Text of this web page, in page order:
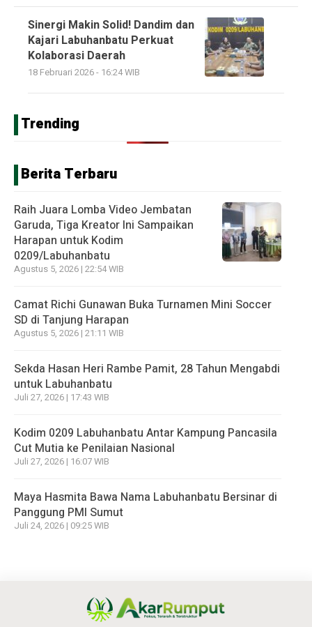
Sinergi Makin Solid! Dandim dan
Kajari Labuhanbatu Perkuat
Kolaborasi Daerah
18 Februari 2026 - 16:24 WIB
Trending
Berita Terbaru
Raih Juara Lomba Video Jembatan
Garuda, Tiga Kreator Ini Sampaikan
Harapan untuk Kodim
0209/Labuhanbatu
Agustus 5, 2026 | 22:54 WIB
Camat Richi Gunawan Buka Turnamen Mini Soccer
SD di Tanjung Harapan
Agustus 5, 2026 | 21:11 WIB
Sekda Hasan Heri Rambe Pamit, 28 Tahun Mengabdi
untuk Labuhanbatu
Juli 27, 2026 | 17:43 WIB
Kodim 0209 Labuhanbatu Antar Kampung Pancasila
Cut Mutia ke Penilaian Nasional
Juli 27, 2026 | 16:07 WIB
Maya Hasmita Bawa Nama Labuhanbatu Bersinar di
Panggung PMI Sumut
Juli 24, 2026 | 09:25 WIB